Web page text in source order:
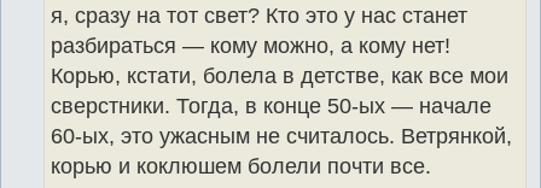
я, сразу на тот свет? Кто это у нас станет
разбираться — кому можно, а кому нет!
Корью, кстати, болела в детстве, как все мои
сверстники. Тогда, в конце 50-ых — начале
60-ых, это ужасным не считалось. Ветрянкой,
корью и коклюшем болели почти все.